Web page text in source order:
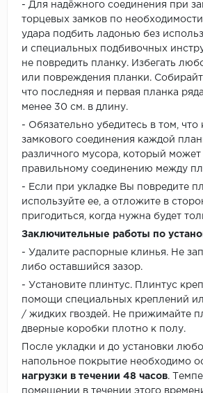
- Для надёжного соединения при
торцевых замков по
удара подбить ладонью без
и специальных подбивочных
не повредить планку. Избегать
или повреждения планки.
что последняя и первая планка
менее 30 см. в длину.
- Обязательно убедитесь в том, что
замкового соединения каждой
различного мусора, который может
правильному соединению между
- Если при укладке Вы повредите
используйте ее, а отложите в
пригодиться, когда нужна будет
Заключительные работы по
- Удалите распорные клинья. Не
либо оставшийся зазор.
- Установите плинтус. Плинтус
помощи специальных креплений
/ жидких гвоздей. Не прижимайте
дверные коробки плотно к полу.
После укладки и до установки
напольное покрытие необходимо
нагрузки в течении 48 часов.
помещении в течении этого